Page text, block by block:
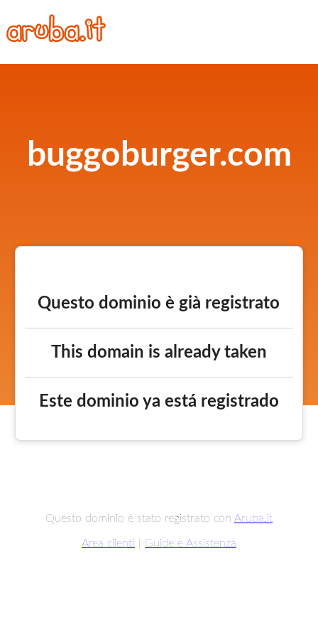
buggoburger.com
Questo dominio è già registrato
This domain is already taken
Este dominio ya está registrado
Questo dominio è stato registrato con Aruba.it
Area clienti Guide e Assistenza